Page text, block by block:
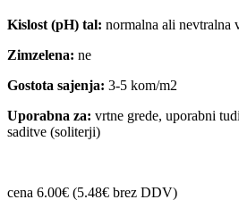
Kislost (pH) tal: normalna ali nevtralna
Zimzelena: ne
Gostota sajenja: 3-5 kom/m2
Uporabna za: vrtne grede, uporabni
saditve (soliterji)
cena 6.00€ (5.48€ brez DDV)